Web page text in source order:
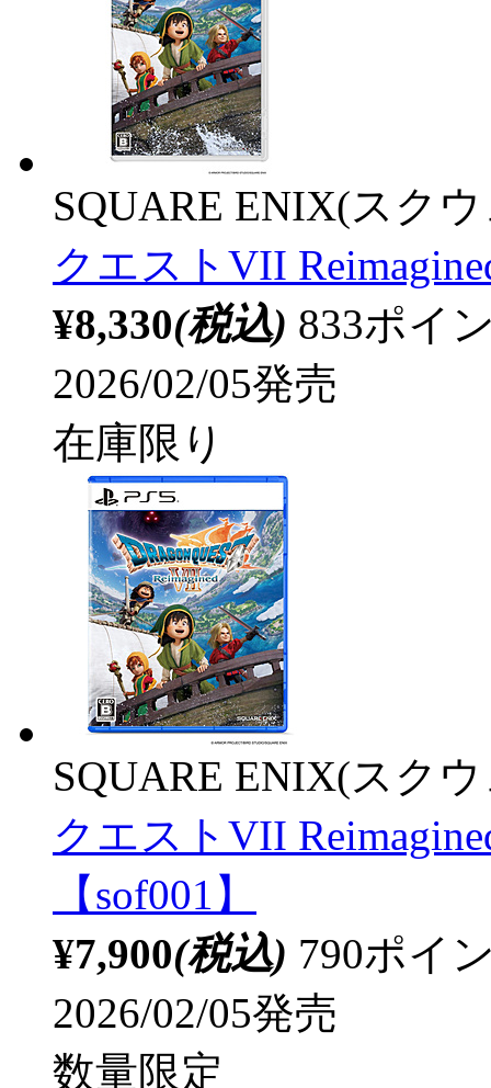
SQUARE ENIX(スク
クエストVII
¥8,330(税込) 833ポイ
2026/02/05発売
在庫限り
SQUARE ENIX(スク
クエストVII
【sof001】
¥7,900(税込) 790ポイ
2026/02/05発売
数量限定